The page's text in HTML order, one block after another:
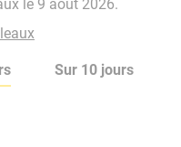
le 9 août 2026.
Sur 10 jours